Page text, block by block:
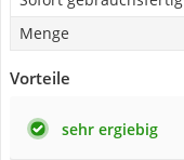
Menge
Vorteile
sehr ergiebig